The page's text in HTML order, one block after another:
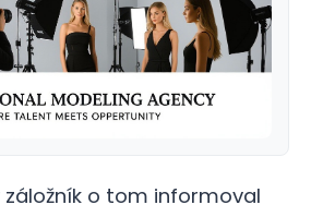
o tom informoval